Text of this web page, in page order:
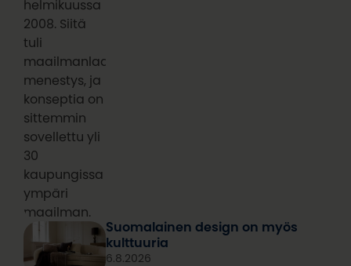
helmikuussa
2008. Siitä
tuli
maailmanlaajuinen
menestys, ja
konseptia on
sittemmin
sovellettu yli
30
kaupungissa
ympäri
maailman.
Suomalainen design on myös
kulttuuria
6.8.2026